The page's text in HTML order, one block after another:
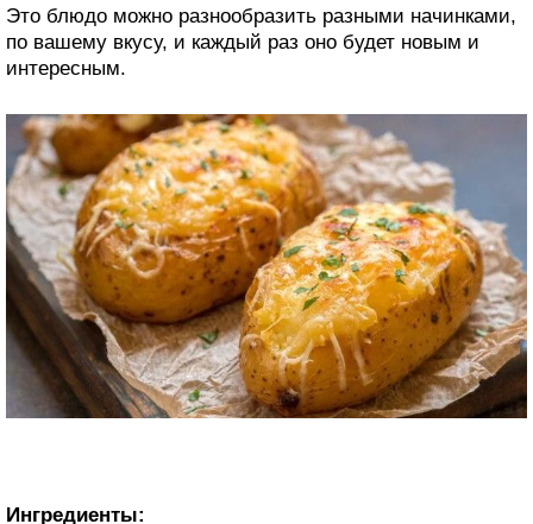
Это блюдо можно разнообразить разными начинками,
по вашему вкусу, и каждый раз оно будет новым и
интересным.
Ингредиенты: